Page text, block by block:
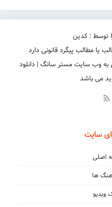
توسط : کدین
یا مطالب پیگرد قانونی دارد
وب سایت مستر سانگ | دانلود
می باشد
سایت
اصلی
ها
ویدیو